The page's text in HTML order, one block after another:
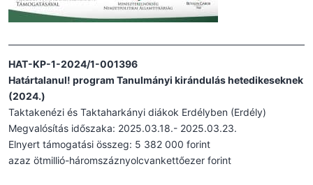
HAT-KP-1-2024/1-001396
Határtalanul! program Tanulmányi kirándulás hetedikeseknek
(2024.)
Taktakenézi és Taktaharkányi diákok Erdélyben (Erdély)
Megvalósítás időszaka: 2025.03.18.- 2025.03.23.
Elnyert támogatási összeg: 5 382 000 forint
azaz ötmillió-háromszáznyolcvankettőezer forint